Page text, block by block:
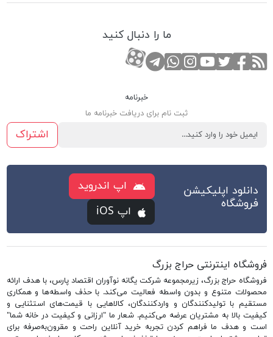
ما را دنبال کنید
RSSصفحه فیسبوک
صفحه تویتر
کانال یوتوب
صفحه اینستاگرام
تماس با واتس اپ
کانال تلگرام
کانال آپارات
خبرنامه
ثبت نام برای دریافت خبرنامه ما
اشتراک
دانلود اپلیکیشن
فروشگاه
اپ اندروید
اپ iOS
فروشگاه اینترنتی حراج بزرگ
فروشگاه حراج بزرگ، زیرمجموعه شرکت یگانه نوآوران اقتصاد پارس، با هدف ارائه
محصولات متنوع و بدون واسطه فعالیت می‌کند. با حذف واسطه‌ها و همکاری
مستقیم با تولیدکنندگان و واردکنندگان، کالاهایی با قیمت‌های استثنایی و
کیفیت بالا به مشتریان عرضه می‌کنیم. شعار ما "ارزانی و کیفیت در خانه شما"
است و هدف ما فراهم کردن تجربه خرید آنلاین راحت و مقرون‌به‌صرفه برای